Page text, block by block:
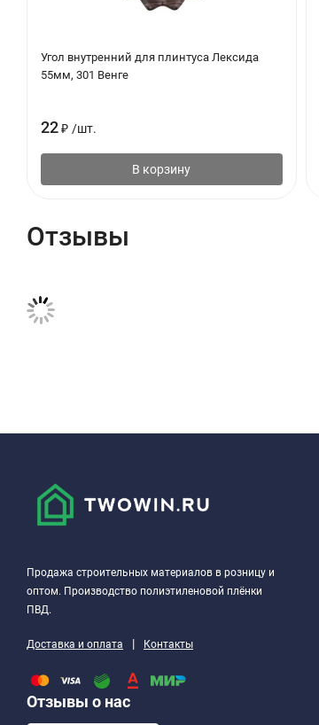
Угол внутренний для плинтуса Лексида
55мм, 301 Венге
22₽ /шт.
В корзину
Отзывы
Продажа строительных материалов в розницу и
оптом. Производство полиэтиленовой плёнки
ПВД.
Доставка и оплата | Контакты
Отзывы о нас